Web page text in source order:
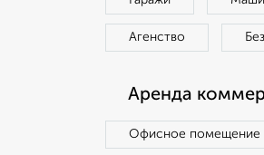
Агенство
Аренда
Офисное помещение